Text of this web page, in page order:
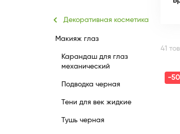
Декоративная косметика
Макияж глаз
Карандаш для глаз
механический
Подводка черная
Тени для век жидкие
Тушь черная
41
-